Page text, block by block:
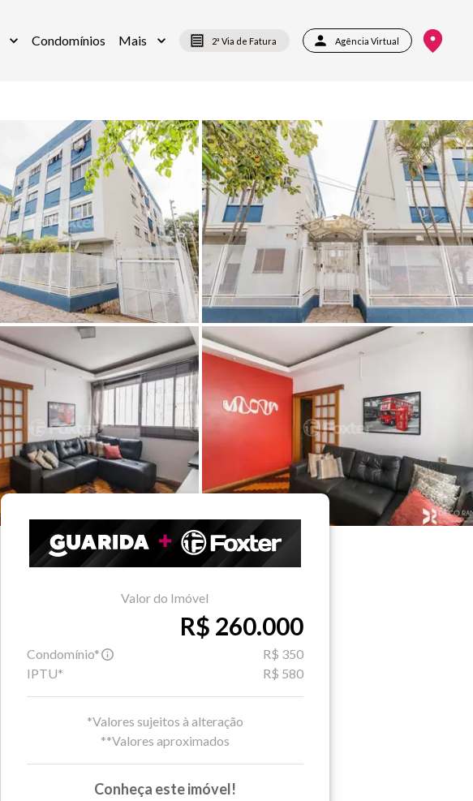
Condomínios Mais 2ª Via de Fatura Agência Virtual
Valor do Imóvel
R$ 260.000
Condomínio*
R$ 350
IPTU*
R$ 580
*Valores sujeitos à alteração
**Valores aproximados
Conheça este imóvel!